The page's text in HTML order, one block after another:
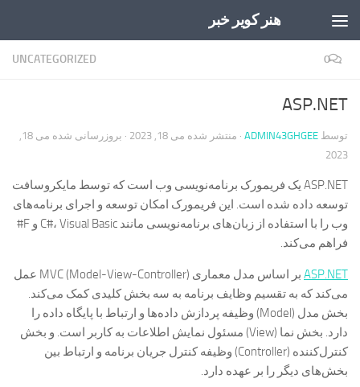
هنر کویر خبر
UNCATEGORIZED 0
ASP.NET
توسط ADMIN43GHGEE · منتشر شده می 18, 2023 · بروزرسانی شده
می 18,
2023
ASP.NET یک فریمورک برنامه‌نویسی وب است که توسط مایکروسافت
توسعه داده شده است. این فریمورک امکان توسعه و اجرای برنامه‌های
وب را با استفاده از زبان‌های برنامه‌نویسی مانند C#، Visual Basic و F#
فراهم می‌کند.
ASP.NET
بر اساس مدل معماری MVC (Model-View-Controller) عمل
می‌کند که به تقسیم وظایف برنامه به سه بخش کلیدی کمک می‌کند.
بخش مدل (Model) وظیفه پردازش داده‌ها و ارتباط با پایگاه داده را
دارد. بخش نما (View) مسئول نمایش اطلاعات به کاربر است. و بخش
کنترل‌کننده (Controller) وظیفه کنترل جریان برنامه و ارتباط بین
بخش‌های دیگر را بر عهده دارد.